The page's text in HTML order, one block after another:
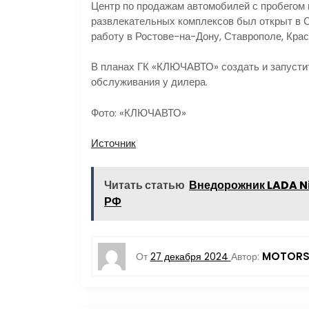
Центр по продажам автомобилей с пробегом
развлекательных комплексов был открыт
работу в Ростове-на-Дону, Ставрополе,
В планах ГК «КЛЮЧАВТО» создать и
обслуживания у дилера.
Фото: «КЛЮЧАВТО»
Источник
Читать статью Внедорожник LADA
РФ
От 27 декабря 2024 Автор: